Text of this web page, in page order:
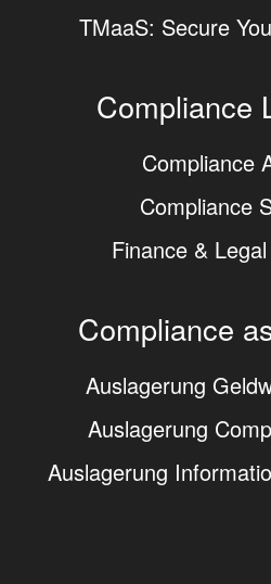
TMaaS: Secure
Compliance
Compliance
Compliance
Finance &
Compliance
Auslagerung
Auslagerung
Auslagerung